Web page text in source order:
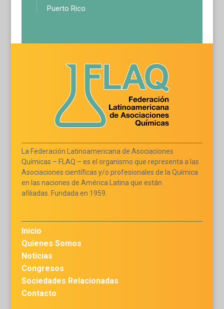
Puerto Rico
La Federación Latinoamericana de Asociaciones
Químicas – FLAQ – es el organismo que representa a las
Asociaciones científicas y/o profesionales de la Química
en las naciones de América Latina que están
afiliadas. Fundada en 1959.
Inicio
Quienes Somos
Noticias
Congresos
Sociedades Relacionadas
Contacto